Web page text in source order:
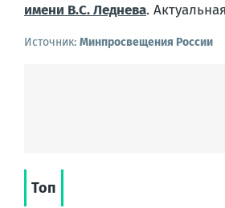
имени В.С. Леднева.
Источник: Минпросвещения России
Топ